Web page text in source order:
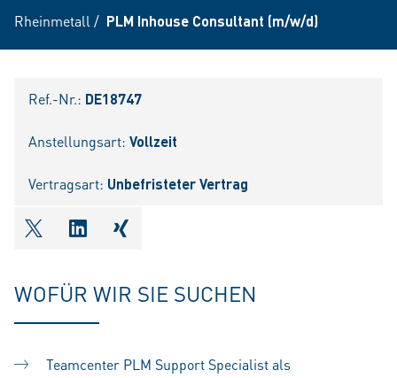
Rheinmetall / PLM Inhouse Consultant (m/w/d)
Ref.-Nr.: DE18747
Anstellungsart: Vollzeit
Vertragsart: Unbefristeter Vertrag
shareOntwitter
shareOnlinkedIn
shareOnxing
WOFÜR WIR SIE SUCHEN
Teamcenter PLM Support Specialist als